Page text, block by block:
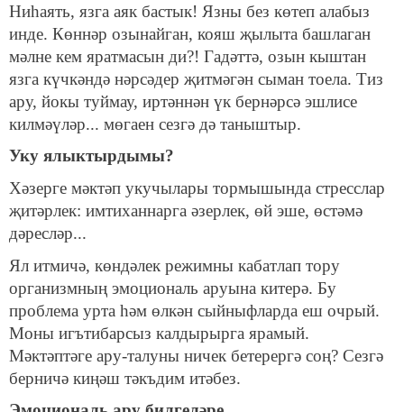
Ниһаять, язга аяк бастык! Язны без көтеп алабыз
инде. Көннәр озынайган, кояш җылыта башлаган
мәлне кем яратмасын ди?! Гадәттә, озын кыштан
язга күчкәндә нәрсәдер җитмәгән сыман тоела. Тиз
ару, йокы туймау, иртәннән үк бернәрсә эшлисе
килмәүләр... мөгаен сезгә дә таныштыр.
Уку ялыктырдымы?
Хәзерге мәктәп укучылары тормышында стресслар
җитәрлек: имтиханнарга әзерлек, өй эше, өстәмә
дәресләр...
Ял итмичә, көндәлек режимны кабатлап тору
организмның эмоциональ аруына китерә. Бу
проблема урта һәм өлкән сыйныфларда еш очрый.
Моны игътибарсыз калдырырга ярамый.
Мәктәптәге ару-талуны ничек бетерергә соң? Сезгә
берничә киңәш тәкъдим итәбез.